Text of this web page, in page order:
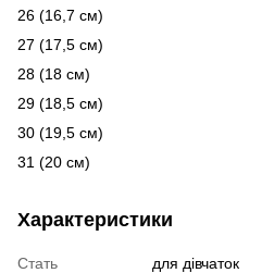
26 (16,7 см)
27 (17,5 см)
28 (18 см)
29 (18,5 см)
30 (19,5 см)
31 (20 см)
Характеристики
Стать
для дівчаток